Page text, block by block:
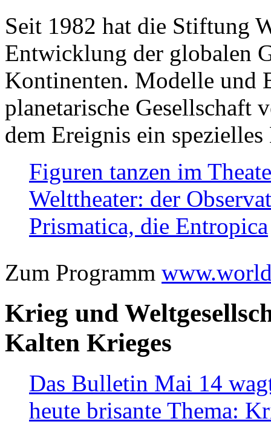
Seit 1982 hat die Stiftung
Entwicklung der globalen
Kontinenten. Modelle und
planetarische Gesellschaft
dem Ereignis ein
Figuren tanzen im
Welttheater: der
Prismatica, die Entropica
Zum Programm
Krieg und
Kalten Krieges
Das Bulletin Mai 14
heute brisante Thema: